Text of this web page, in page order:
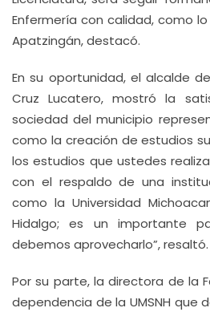
Enfermería con calidad, como
Apatzingán, destacó.
En su oportunidad, el alcalde
Cruz Lucatero, mostró la
sociedad del municipio
como la creación de estudios
los estudios que ustedes
con el respaldo de una
como la Universidad
Hidalgo; es un importante
debemos aprovecharlo”, resaltó.
Por su parte, la directora de la
dependencia de la UMSNH que